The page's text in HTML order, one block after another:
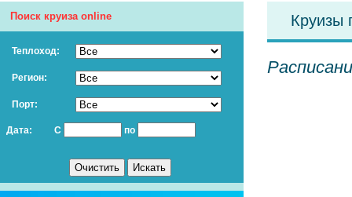
Поиск круиза online
Теплоход:
Регион:
Порт:
Дата: С по
Круизы